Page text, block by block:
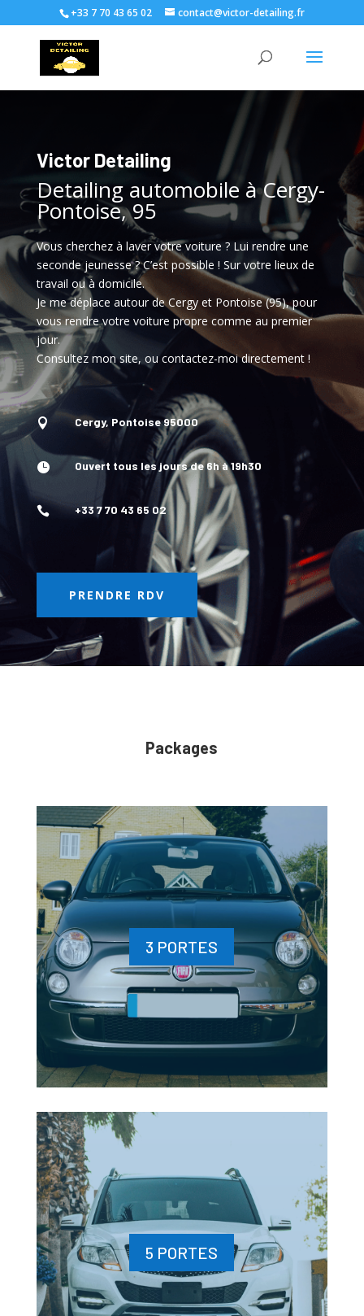
+33 7 70 43 65 02 contact@victor-detailing.fr
Victor Detailing
Detailing automobile à Cergy-
Pontoise, 95
Vous cherchez à laver votre voiture ? Lui rendre une
seconde jeunesse ? C’est possible ! Sur votre lieux de
travail ou à domicile.
Je me déplace autour de Cergy et Pontoise (95), pour
vous rendre votre voiture propre comme au premier
jour.
Consultez mon site, ou contactez-moi directement !
 Cergy, Pontoise 95000
 Ouvert tous les jours de 6h à 19h30
 +33 7 70 43 65 02
PRENDRE RDV
Packages
3 PORTES
5 PORTES